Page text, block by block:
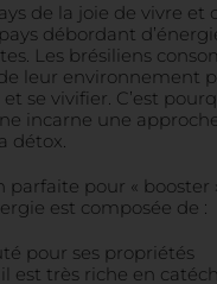
de la joie de vivre et
débordant
Les brésiliens
leur environnement
se vivifier. C’est
incarne une
détox.
parfaite pour « booster
est composée de :
pour ses propriétés
est très riche en